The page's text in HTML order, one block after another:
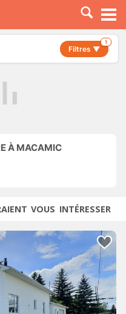
Filtres ▼
1
À MACAMIC
VOUS INTÉRESSER